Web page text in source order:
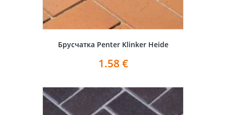
Брусчатка Penter Klinker Heide
1.58 €